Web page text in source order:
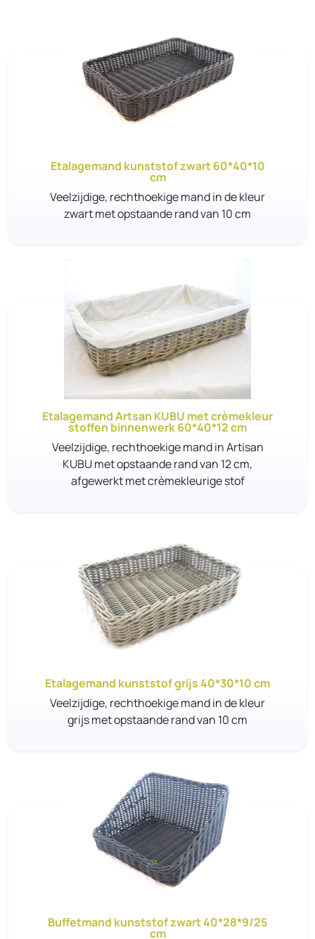
Etalagemand kunststof zwart 60*40*10
cm
Veelzijdige, rechthoekige mand in de kleur
zwart met opstaande rand van 10 cm
Etalagemand Artsan KUBU met crèmekleur
stoffen binnenwerk 60*40*12 cm
Veelzijdige, rechthoekige mand in Artisan
KUBU met opstaande rand van 12 cm,
afgewerkt met crèmekleurige stof
Etalagemand kunststof grijs 40*30*10 cm
Veelzijdige, rechthoekige mand in de kleur
grijs met opstaande rand van 10 cm
Buffetmand kunststof zwart 40*28*9/25
cm